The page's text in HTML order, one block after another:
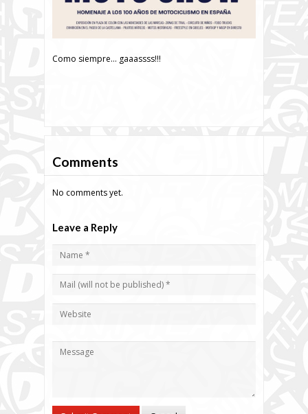
Como siempre… gaaassss!!!
Comments
No comments yet.
Leave a Reply